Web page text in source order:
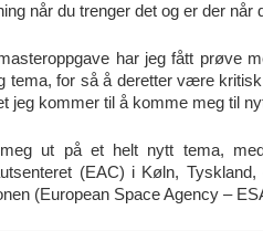
når du trenger det og er der når
har jeg fått prøve
tema, for så å deretter være
jeg kommer til å komme meg til
ut på et helt nytt tema,
(EAC) i Køln,
(European Space Agency –